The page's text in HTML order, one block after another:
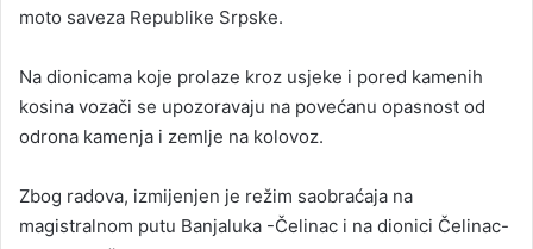
moto saveza Republike Srpske.
Na dionicama koje prolaze kroz usjeke i pored kamenih
kosina vozači se upozoravaju na povećanu opasnost od
odrona kamenja i zemlje na kolovoz.
Zbog radova, izmijenjen je režim saobraćaja na
magistralnom putu Banjaluka -Čelinac i na dionici Čelinac-